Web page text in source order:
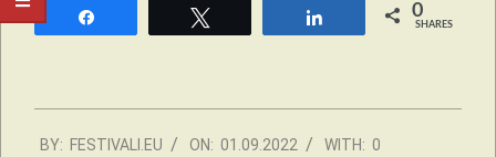
0
SHARES
09-
BY: FESTIVALI.EU ON: 01.09.2022 WITH: 0